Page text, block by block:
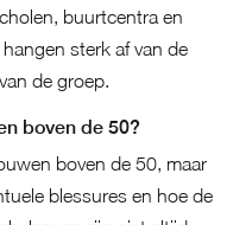
buurtcentra en
sterk af van de
de groep.
boven de 50?
boven de 50, maar
blessures en hoe de